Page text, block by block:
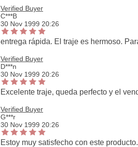
Verified Buyer
C***B
30 Nov 1999 20:26
entrega rápida. El traje es hermoso.
Verified Buyer
D***n
30 Nov 1999 20:26
Excelente traje, queda perfecto y el
Verified Buyer
G***r
30 Nov 1999 20:26
Estoy muy satisfecho con este